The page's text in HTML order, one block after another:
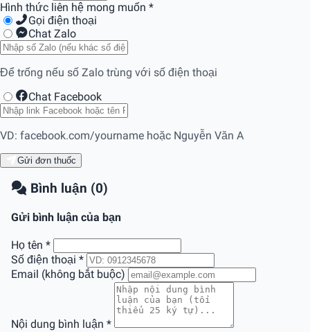
Hình thức liên hệ mong muốn *
Gọi điện thoại
Chat Zalo
Để trống nếu số Zalo trùng với số điện thoại
Chat Facebook
VD: facebook.com/yourname hoặc Nguyễn Văn A
Gửi đơn thuốc
Bình luận (0)
Gửi bình luận của bạn
Họ tên *
Số điện thoại *
Email (không bắt buộc)
Nội dung bình luận *